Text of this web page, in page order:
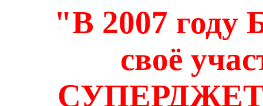
"В 2007
своё
СУПЕРДЖЕТ